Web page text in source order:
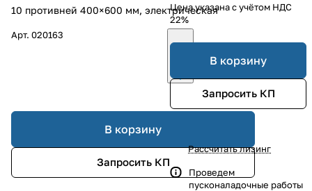
10 противней 400×600 мм, электрическая
Арт. 020163
В корзину
Запросить КП
Цена указана с учётом НДС
22%
В корзину
Запросить КП
Рассчитать лизинг
Проведем
пусконаладочные работы